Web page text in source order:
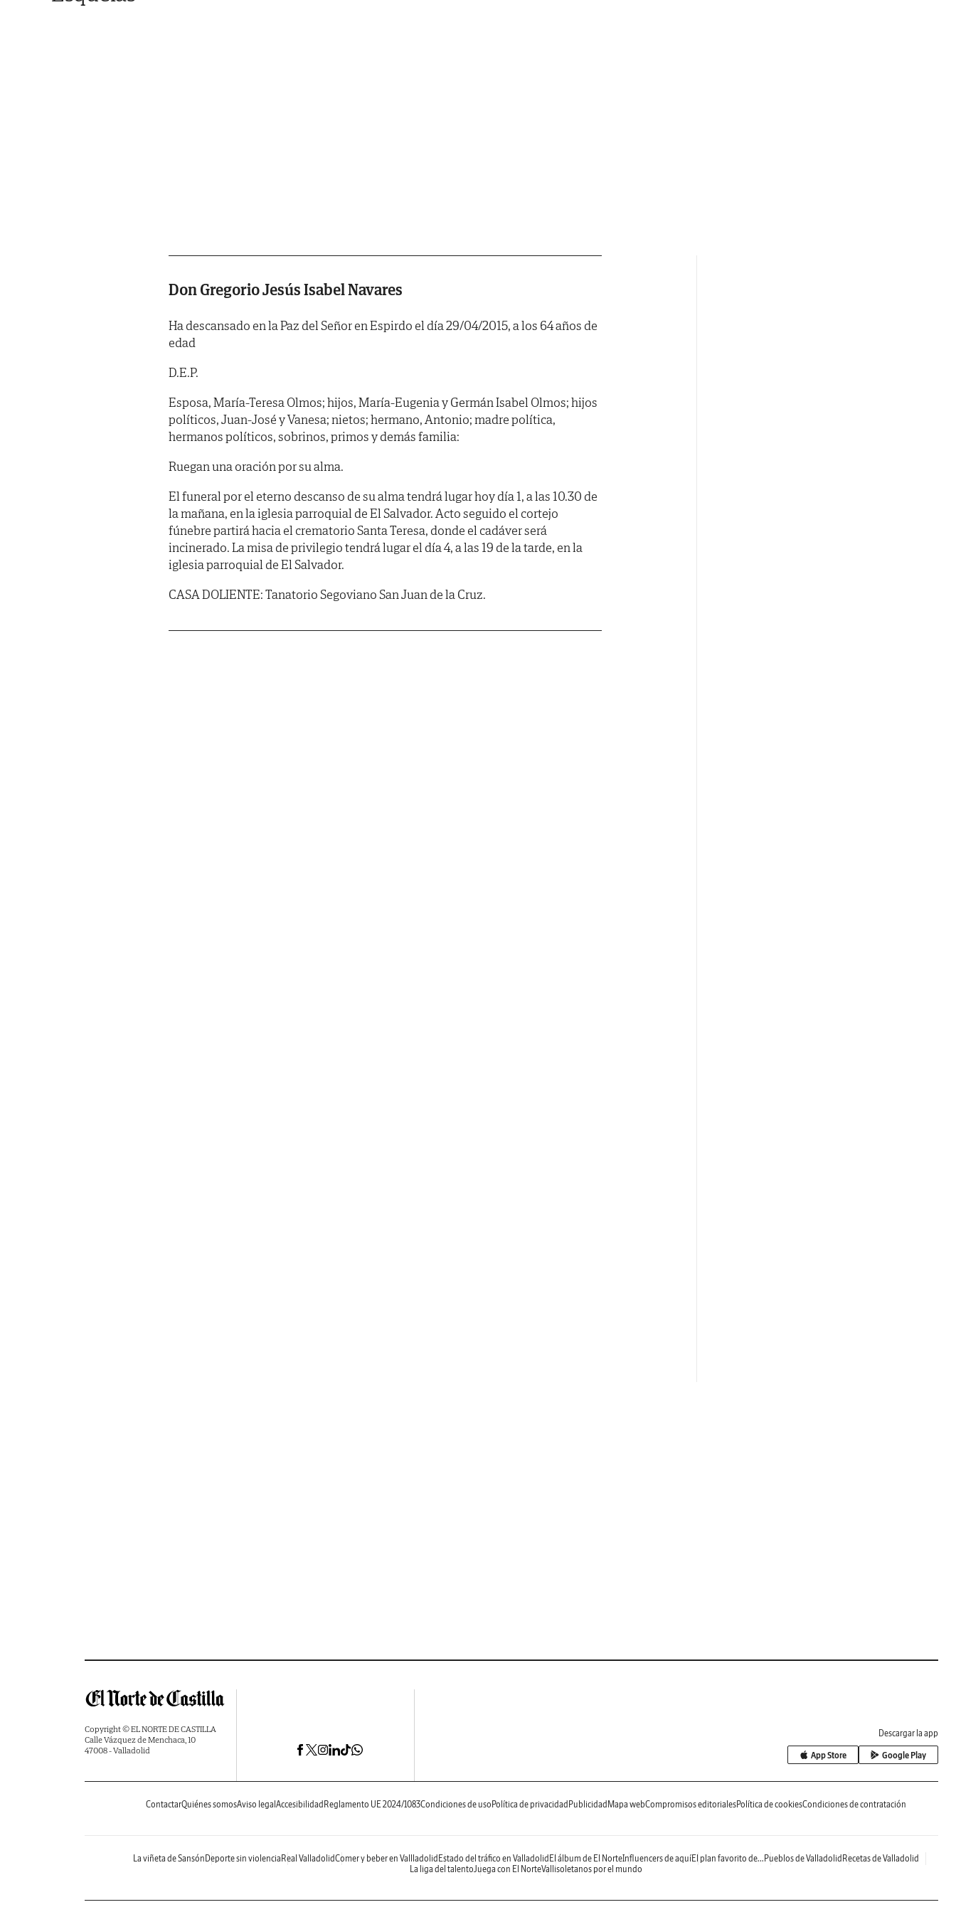
Don Gregorio Jesús Isabel Navares
Ha descansado en la Paz del Señor en Espirdo el día 29/04/2015, a los 64 años de
edad
D.E.P.
Esposa, María-Teresa Olmos; hijos, María-Eugenia y Germán Isabel Olmos; hijos
políticos, Juan-José y Vanesa; nietos; hermano, Antonio; madre política,
hermanos políticos, sobrinos, primos y demás familia:
Ruegan una oración por su alma.
El funeral por el eterno descanso de su alma tendrá lugar hoy día 1, a las 10.30 de
la mañana, en la iglesia parroquial de El Salvador. Acto seguido el cortejo
fúnebre partirá hacia el crematorio Santa Teresa, donde el cadáver será
incinerado. La misa de privilegio tendrá lugar el día 4, a las 19 de la tarde, en la
iglesia parroquial de El Salvador.
CASA DOLIENTE: Tanatorio Segoviano San Juan de la Cruz.
Copyright © EL NORTE DE CASTILLA
Calle Vázquez de Menchaca, 10
47008 - Valladolid
Descargar la app
App Store Google Play
ContactarQuiénes somosAviso legal Accesibilidad Reglamento UE 2024/1083Condiciones de uso Política de privacidad Publicidad Mapa webCompromisos editorialesPolítica de cookiesCondiciones de contratación
La viñeta de Sansón Deporte sin violencia Real ValladolidComer y beber en Vallladolid Estado del tráfico en Valladolid El álbum de El NorteInfluencers de aquíEl plan favorito de... Pueblos de Valladolid Recetas de Valladolid
La liga del talentoJuega con El NorteVallisoletanos por el mundo